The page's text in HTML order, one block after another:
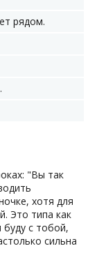
рядом.
"Вы так
хотя для
Это типа как
с тобой,
сильна